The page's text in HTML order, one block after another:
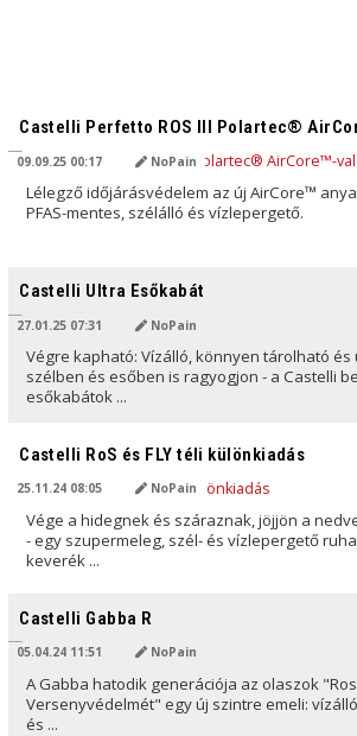
Castelli Perfetto ROS III Polartec®
09.09.25 00:17 NoPain
Lélegző időjárásvédelem az új AirCore™
PFAS-mentes, szélálló és vízlepergető.
Castelli Ultra Esőkabát
27.01.25 07:31 NoPain
Végre kapható: Vízálló, könnyen tárolható
szélben és esőben is ragyogjon - a Castelli
esőkabátok ...
Castelli RoS és FLY téli különkiadás
25.11.24 08:05 NoPain
Vége a hidegnek és száraznak, jöjjön a
- egy szupermeleg, szél- és vízlepergető
keverék ...
Castelli Gabba R
05.04.24 11:51 NoPain
A Gabba hatodik generációja az olaszok
Versenyvédelmét" egy új szintre emeli:
és ...